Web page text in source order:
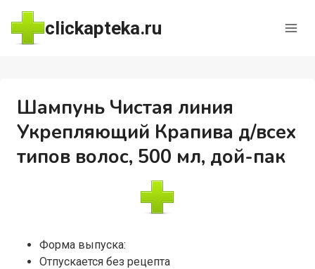
Перейти
содержимому
clickapteka.ru
Шампунь Чистая линия
Укрепляющий Крапива д/всех
типов волос, 500 мл, дой-пак
Форма выпуска:
Отпускается без рецепта